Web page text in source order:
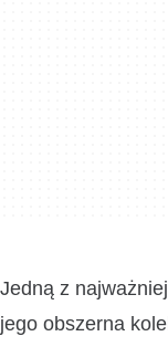
Jedną z
jego obszerna